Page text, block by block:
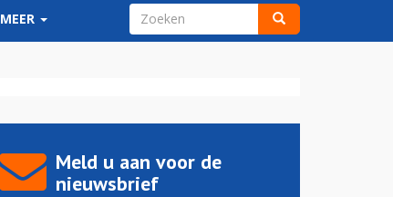
MEER ZOEKVELD
Meld u aan voor de
nieuwsbrief